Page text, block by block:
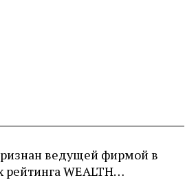
ведущей фирмой в
рейтинга WEALTH…